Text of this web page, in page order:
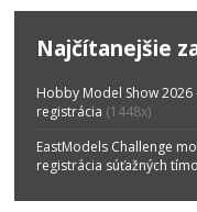
Najčítanejšie
Hobby Model Show
registrácia (1448x)
EastModels Challenge
registrácia súťažných